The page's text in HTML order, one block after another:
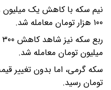
۱۰۰ هزار تومان معامله شد.
میلیون تومان معامله شد.
تومان رسید.